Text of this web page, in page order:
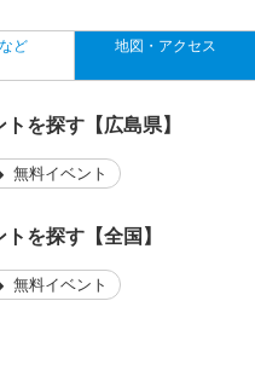
ど 地図・アクセス
を探す【広島県】
無料イベント
を探す【全国】
無料イベント